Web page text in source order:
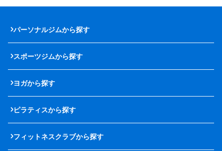
パーソナルジムから探す
スポーツジムから探す
ヨガから探す
ピラティスから探す
フィットネスクラブから探す